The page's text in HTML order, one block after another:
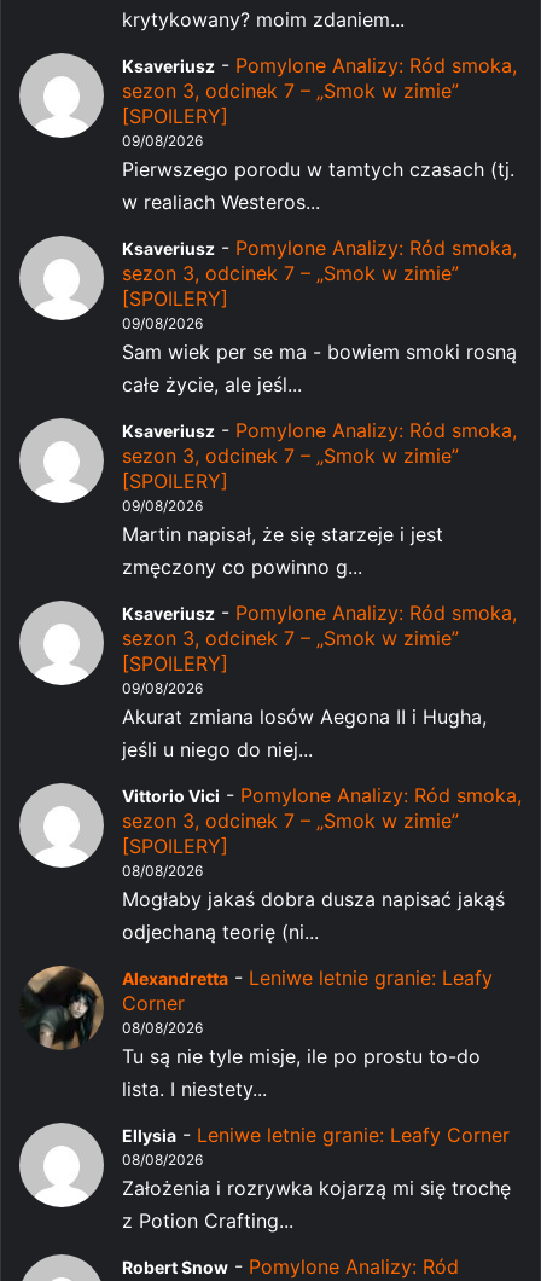
krytykowany? moim zdaniem...
Ksaveriusz - Pomylone Analizy: Ród smoka,
sezon 3, odcinek 7 – „Smok w zimie”
[SPOILERY]
09/08/2026
Pierwszego porodu w tamtych czasach (tj.
w realiach Westeros...
Ksaveriusz - Pomylone Analizy: Ród smoka,
sezon 3, odcinek 7 – „Smok w zimie”
[SPOILERY]
09/08/2026
Sam wiek per se ma - bowiem smoki rosną
całe życie, ale jeśl...
Ksaveriusz - Pomylone Analizy: Ród smoka,
sezon 3, odcinek 7 – „Smok w zimie”
[SPOILERY]
09/08/2026
Martin napisał, że się starzeje i jest
zmęczony co powinno g...
Ksaveriusz - Pomylone Analizy: Ród smoka,
sezon 3, odcinek 7 – „Smok w zimie”
[SPOILERY]
09/08/2026
Akurat zmiana losów Aegona II i Hugha,
jeśli u niego do niej...
Vittorio Vici - Pomylone Analizy: Ród smoka,
sezon 3, odcinek 7 – „Smok w zimie”
[SPOILERY]
08/08/2026
Mogłaby jakaś dobra dusza napisać jakąś
odjechaną teorię (ni...
Alexandretta - Leniwe letnie granie: Leafy
Corner
08/08/2026
Tu są nie tyle misje, ile po prostu to-do
lista. I niestety...
Ellysia - Leniwe letnie granie: Leafy Corner
08/08/2026
Założenia i rozrywka kojarzą mi się trochę
z Potion Crafting...
Robert Snow - Pomylone Analizy: Ród